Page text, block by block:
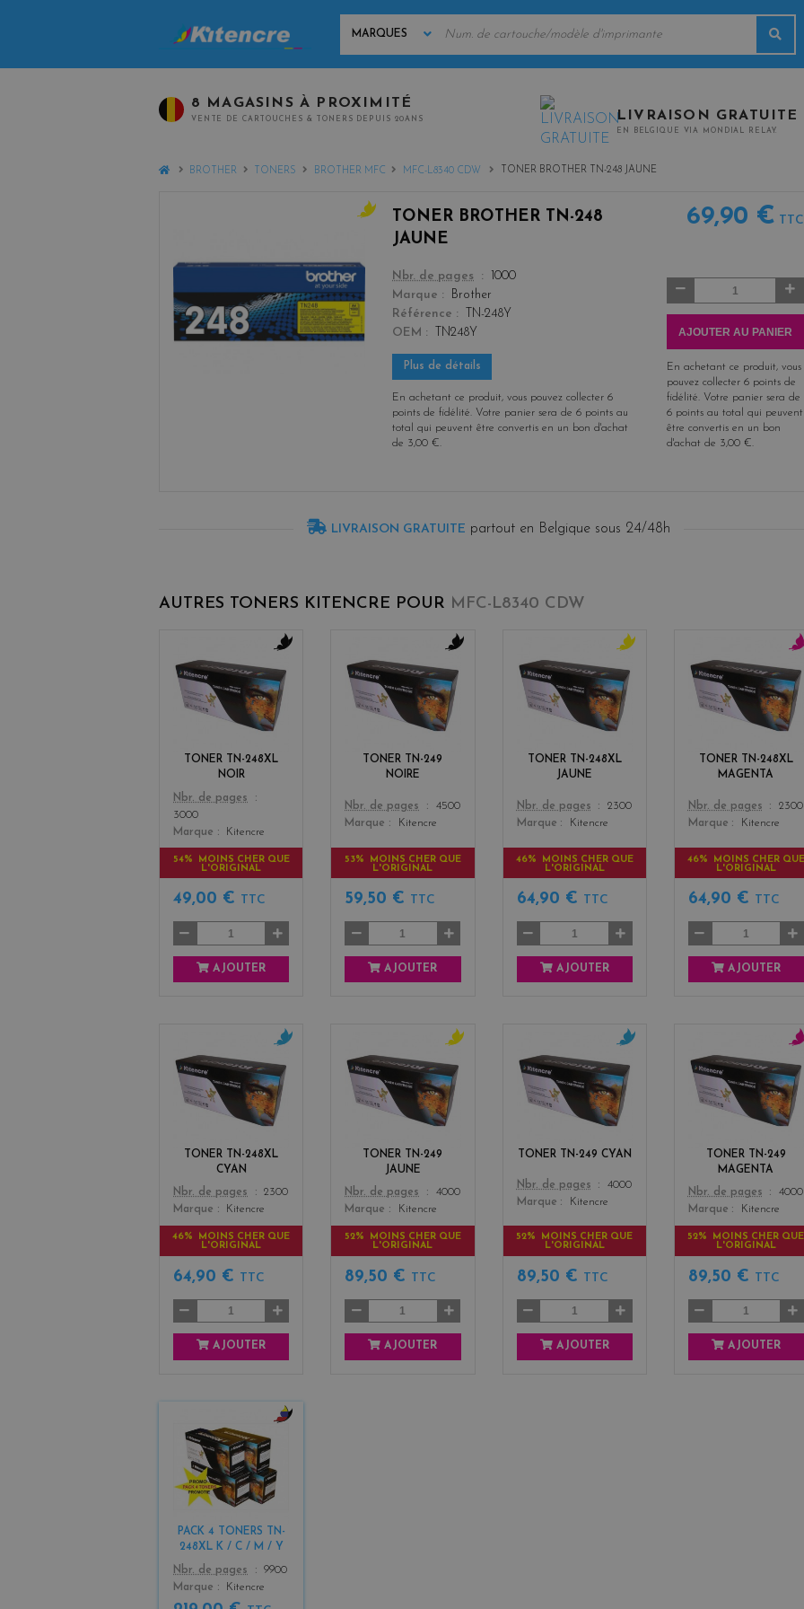
CLÉS
8 MAGASINS À PROXIMITÉ
VENTE DE CARTOUCHES & TONERS DEPUIS 20ANS LIVRAISON GRATUITE
EN BELGIQUE VIA MONDIAL RELAY.
HOMEBROTHER TONERS BROTHER MFC MFC-L8340 CDW TONER BROTHER TN-248 JAUNE
TONER BROTHER TN-248
JAUNE
color
l
o
Nbr. de pages
1000
Marque
Brother
Référence
TN-248Y
OEM
TN248Y
Plus de détails
En achetant ce produit, vous pouvez collecter6
points de fidélité. Votre panier sera de6 points au
total qui peuvent être convertis en un bon d'achat
de 3,00 €.
69,90 € TTC
AJOUTER AU PANIER
En achetant ce produit, vous
pouvez collecter 6points de
fidélité. Votre panier sera de
6pointsau total qui peuvent
être convertis en un bon
d'achat de 3,00 €.
LIVRAISON GRATUITE partout en Belgique sous 24/48h
AUTRES TONERS KITENCRE POUR MFC-L8340 CDW
TONER TN-248XL
NOIR
Color
l
a
c
k
Nbr. de pages
3000
Marque
Kitencre
54% MOINS CHER QUE
L'ORIGINAL
49,00 € TTC
AJOUTER
TONER TN-249
NOIRE
Color
l
a
c
k
Nbr. de pages
4500
Marque
Kitencre
53% MOINS CHER QUE
L'ORIGINAL
59,50 € TTC
AJOUTER
TONER TN-248XL
JAUNE
Color
e
l
l
o
Nbr. de pages
2300
Marque
Kitencre
46% MOINS CHER QUE
L'ORIGINAL
64,90 € TTC
AJOUTER
TONER TN-248XL
MAGENTA
Color
a
g
e
n
a
Nbr. de pages
2300
Marque
Kitencre
46% MOINS CHER QUE
L'ORIGINAL
64,90 € TTC
AJOUTER
TONER TN-248XL
CYAN
Color
y
a
n
Nbr. de pages
2300
Marque
Kitencre
46% MOINS CHER QUE
L'ORIGINAL
64,90 € TTC
AJOUTER
TONER TN-249
JAUNE
Color
e
l
l
o
Nbr. de pages
4000
Marque
Kitencre
52% MOINS CHER QUE
L'ORIGINAL
89,50 € TTC
AJOUTER
TONER TN-249 CYAN
Color
y
a
n
Nbr. de pages
4000
Marque
Kitencre
52% MOINS CHER QUE
L'ORIGINAL
89,50 € TTC
AJOUTER
TONER TN-249
MAGENTA
Color
a
g
e
n
Nbr. de pages
4000
Marque
Kitencre
52% MOINS CHER QUE
L'ORIGINAL
89,50 € TTC
AJOUTER
PACK 4 TONERS TN-
248XL K / C / M / Y
Color
a
c
3
Nbr. de pages
9900
Marque
Kitencre